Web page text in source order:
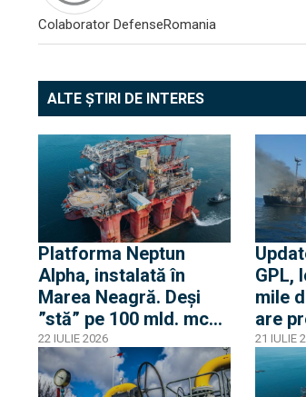
Colaborator DefenseRomania
ALTE ȘTIRI DE INTERES
Platforma Neptun
Alpha, instalată în
Marea Neagră. Deși
”stă” pe 100 mld. mc
de gaze, România nu
are încă un cadru legal
și nici armele necesare
22 IULIE 2026
GPL,
mile
are
IAR-
două
21 IULIE